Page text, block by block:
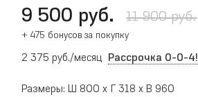
9 500 руб. 11 900 руб.
+ 475 бонусов за покупку
2 375 руб./месяц Рассрочка 0-0-4!
Размеры: Ш 800 x Г 318 x В 960